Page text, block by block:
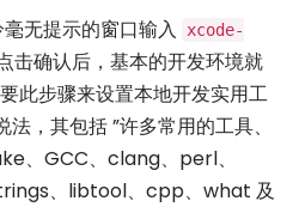
无提示的窗口输入
xcode-
击确认后，基本的开发环境就
此步骤来设置本地开发实用工
法，其包括 ”许多常用的工具、
、GCC、clang、perl、
、libtool、cpp、what 及